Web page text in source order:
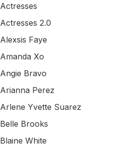
Actresses
Actresses 2.0
Alexsis Faye
Amanda Xo
Angie Bravo
Arianna Perez
Arlene Yvette Suarez
Belle Brooks
Blaine White